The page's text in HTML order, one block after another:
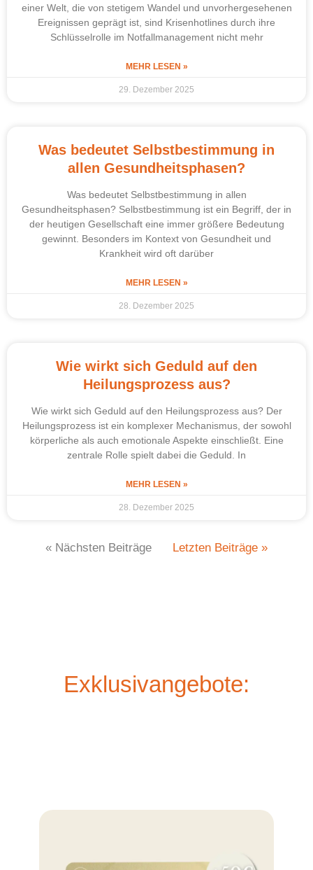
einer Welt, die von stetigem Wandel und unvorhergesehenen
Ereignissen geprägt ist, sind Krisenhotlines durch ihre
Schlüsselrolle im Notfallmanagement nicht mehr
MEHR LESEN »
29. Dezember 2025
Was bedeutet Selbstbestimmung in
allen Gesundheitsphasen?
Was bedeutet Selbstbestimmung in allen
Gesundheitsphasen? Selbstbestimmung ist ein Begriff, der in
der heutigen Gesellschaft eine immer größere Bedeutung
gewinnt. Besonders im Kontext von Gesundheit und
Krankheit wird oft darüber
MEHR LESEN »
28. Dezember 2025
Wie wirkt sich Geduld auf den
Heilungsprozess aus?
Wie wirkt sich Geduld auf den Heilungsprozess aus? Der
Heilungsprozess ist ein komplexer Mechanismus, der sowohl
körperliche als auch emotionale Aspekte einschließt. Eine
zentrale Rolle spielt dabei die Geduld. In
MEHR LESEN »
28. Dezember 2025
« Nächsten Beiträge Letzten Beiträge »
Exklusivangebote: